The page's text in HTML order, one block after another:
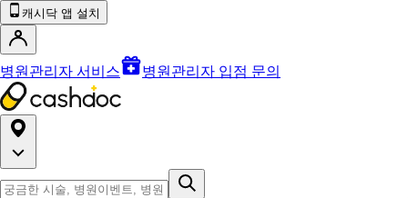
캐시닥 앱 설치
병원관리자 서비스 병원관리자 입점 문의